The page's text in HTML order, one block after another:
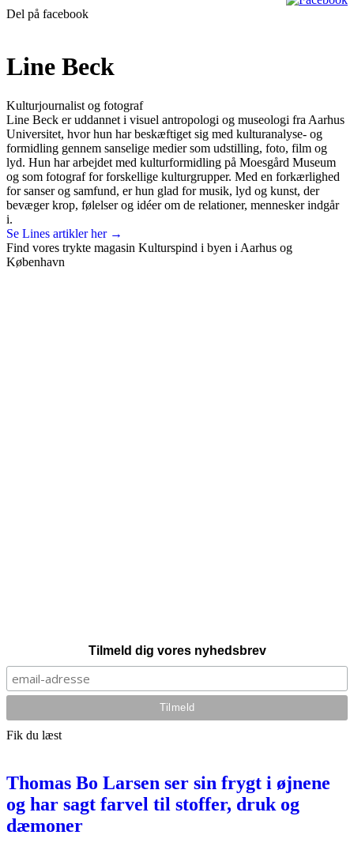
Del på facebook
Line Beck
Kulturjournalist og fotograf
Line Beck er uddannet i visuel antropologi og museologi fra Aarhus
Universitet, hvor hun har beskæftiget sig med kulturanalyse- og
formidling gennem sanselige medier som udstilling, foto, film og
lyd. Hun har arbejdet med kulturformidling på Moesgård Museum
og som fotograf for forskellige kulturgrupper. Med en forkærlighed
for sanser og samfund, er hun glad for musik, lyd og kunst, der
bevæger krop, følelser og idéer om de relationer, mennesker indgår
i.
Se Lines artikler her →
Find vores trykte magasin Kulturspind i byen i Aarhus og
København
Tilmeld dig vores nyhedsbrev
Fik du læst
Thomas Bo Larsen ser sin frygt i øjnene
og har sagt farvel til stoffer, druk og
dæmoner